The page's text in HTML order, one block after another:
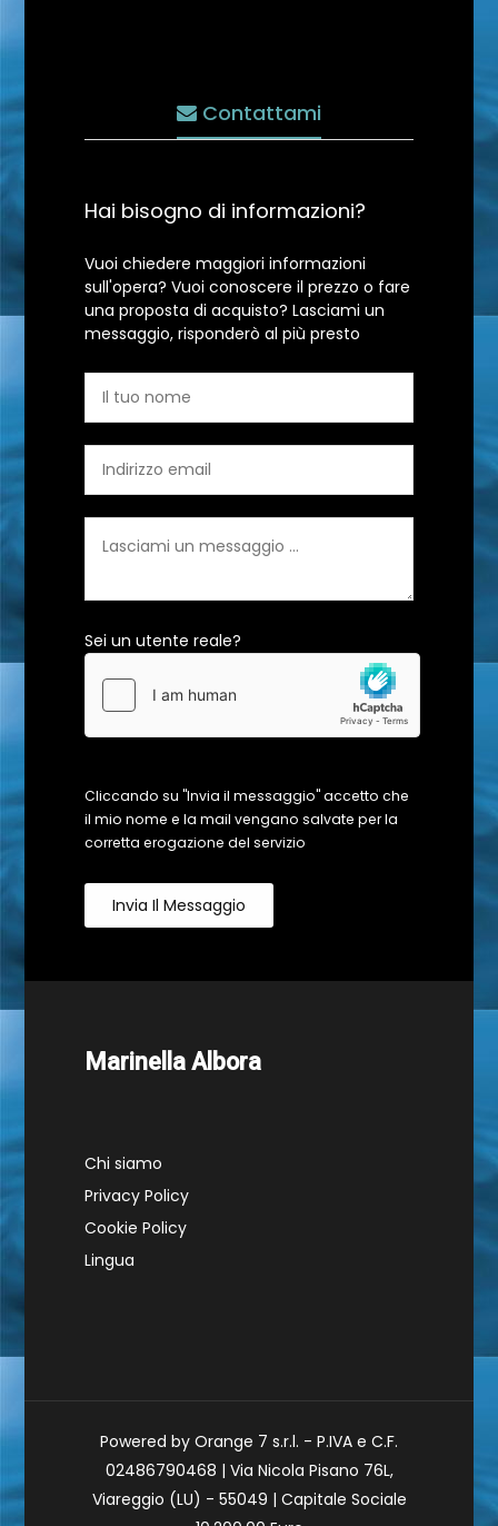
Contattami
Hai bisogno di informazioni?
Vuoi chiedere maggiori informazioni
sull'opera? Vuoi conoscere il prezzo o fare
una proposta di acquisto? Lasciami un
messaggio, risponderò al più presto
Sei un utente reale?
Cliccando su "Invia il messaggio" accetto che
il mio nome e la mail vengano salvate per la
corretta erogazione del servizio
Invia Il Messaggio
Marinella Albora
Chi siamo
Privacy Policy
Cookie Policy
Lingua
Powered by Orange 7 s.r.l. - P.IVA e C.F.
02486790468 | Via Nicola Pisano 76L,
Viareggio (LU) - 55049 | Capitale Sociale